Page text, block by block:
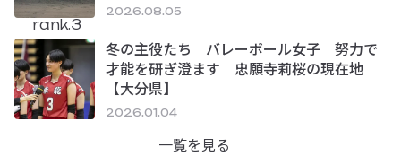
2026.08.05
rank.3
冬の主役たち バレーボール女子 努力で
才能を研ぎ澄ます 忠願寺莉桜の現在地
【大分県】
2026.01.04
一覧を見る